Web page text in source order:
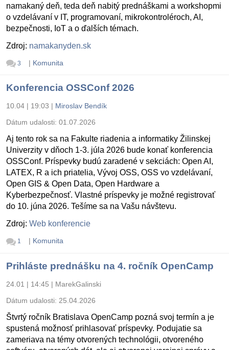
namakaný deň, teda deň nabitý prednáškami a workshopmi
o vzdelávaní v IT, programovaní, mikrokontroléroch, AI,
bezpečnosti, IoT a o ďalších témach.
Zdroj: namakanyden.sk
3 | Komunita
Konferencia OSSConf 2026
10.04 | 19:03 | Miroslav Bendík
Dátum udalosti: 01.07.2026
Aj tento rok sa na Fakulte riadenia a informatiky Žilinskej
Univerzity v dňoch 1-3. júla 2026 bude konať konferencia
OSSConf. Príspevky budú zaradené v sekciách: Open AI,
LATEX, R a ich priatelia, Vývoj OSS, OSS vo vzdelávaní,
Open GIS & Open Data, Open Hardware a
Kyberbezpečnosť. Vlastné príspevky je možné registrovať
do 10. júna 2026. Tešíme sa na Vašu návštevu.
Zdroj: Web konferencie
1 | Komunita
Prihláste prednášku na 4. ročník OpenCamp
24.01 | 14:45 | MarekGalinski
Dátum udalosti: 25.04.2026
Štvrtý ročník Bratislava OpenCamp pozná svoj termín a je
spustená možnosť prihlasovať príspevky. Podujatie sa
zameriava na témy otvorených technológii, otvoreného